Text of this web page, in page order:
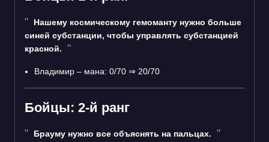
Нашему космическому гемоманту нужно больше
синей субстанции, чтобы управлять субстанцией
красной.
Владимир – мана: 0/70 ⇒ 20/70
Бойцы: 2-й ранг
Брауму нужно все объяснять на пальцах.